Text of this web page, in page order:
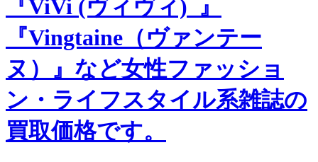
『ViVi (ヴィヴィ) 』
『Vingtaine（ヴァンテー
ヌ）』など女性ファッショ
ン・ライフスタイル系雑誌の
買取価格です。